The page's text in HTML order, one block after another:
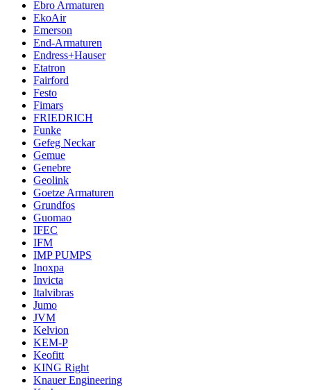
Ebro Armaturen
EkoAir
Emerson
End-Armaturen
Endress+Hauser
Etatron
Fairford
Festo
Fimars
FRIEDRICH
Funke
Gefeg Neckar
Gemue
Genebre
Geolink
Goetze Armaturen
Grundfos
Guomao
IFEC
IFM
IMP PUMPS
Inoxpa
Invicta
Italvibras
Jumo
JVM
Kelvion
KEM-P
Keofitt
KING Right
Knauer Engineering